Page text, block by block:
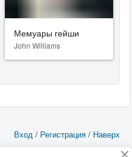
Мемуары гейши
John Williams
Вход / Регистрация / Наверх